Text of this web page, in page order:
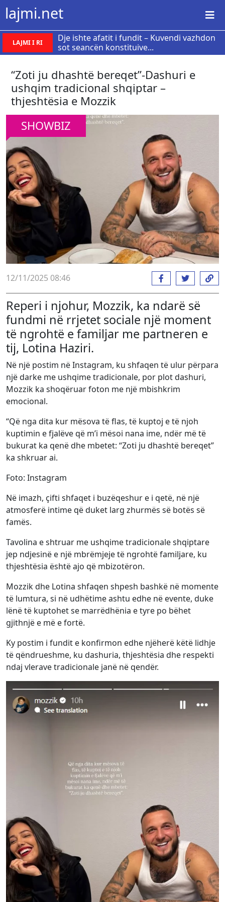
lajmi.net
LAJMI I RI
Dje ishte afatit i fundit – Kuvendi vazhdon
sot seancën konstituive...
“Zoti ju dhashtë bereqet”-Dashuri e
ushqim tradicional shqiptar –
thjeshtësia e Mozzik
SHOWBIZ
12/11/2025 08:46
Reperi i njohur, Mozzik, ka ndarë së
fundmi në rrjetet sociale një moment
të ngrohtë e familjar me partneren e
tij, Lotina Haziri.
Në një postim në Instagram, ku shfaqen të ulur përpara
një darke me ushqime tradicionale, por plot dashuri,
Mozzik ka shoqëruar foton me një mbishkrim
emocional.
“Që nga dita kur mësova të flas, të kuptoj e të njoh
kuptimin e fjalëve që m’i mësoi nana ime, ndër më të
bukurat ka qenë dhe mbetet: “Zoti ju dhashtë bereqet”
ka shkruar ai.
Foto: Instagram
Në imazh, çifti shfaqet i buzëqeshur e i qetë, në një
atmosferë intime që duket larg zhurmës së botës së
famës.
Tavolina e shtruar me ushqime tradicionale shqiptare
jep ndjesinë e një mbrëmjeje të ngrohtë familjare, ku
thjeshtësia është ajo që mbizotëron.
Mozzik dhe Lotina shfaqen shpesh bashkë në momente
të lumtura, si në udhëtime ashtu edhe në evente, duke
lënë të kuptohet se marrëdhënia e tyre po bëhet
gjithnjë e më e fortë.
Ky postim i fundit e konfirmon edhe njëherë këtë lidhje
të qëndrueshme, ku dashuria, thjeshtësia dhe respekti
ndaj vlerave tradicionale janë në qendër.